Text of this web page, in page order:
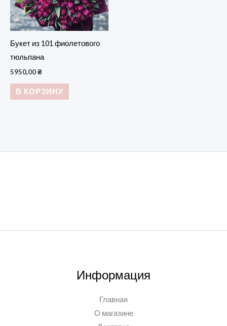
Букет из 101 фиолетового
тюльпана
5950,00₴
В КОРЗИНУ
Информация
Главная
О магазине